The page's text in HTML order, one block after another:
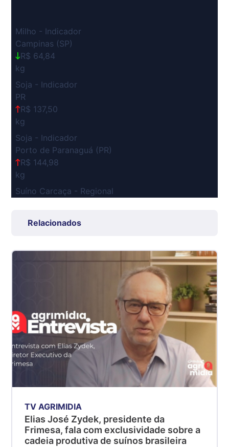
Milho - Indicador
Campinas (SP)
R$ 64,84
kg
Soja - Indicador
PR
R$ 137,50
kg
Soja - Indicador
Porto de Paranaguá (PR)
R$ 144,98
kg
Suíno Carcaça - Regional
MG
R$ 5,05
kg
Suíno - Estadual
PR
kg
Suíno - Estadual
SC
R$ 4,48
kg
Relacionados
TV AGRIMIDIA
Elias José Zydek, presidente da
Frimesa, fala com exclusividade sobre a
cadeia produtiva de suínos brasileira